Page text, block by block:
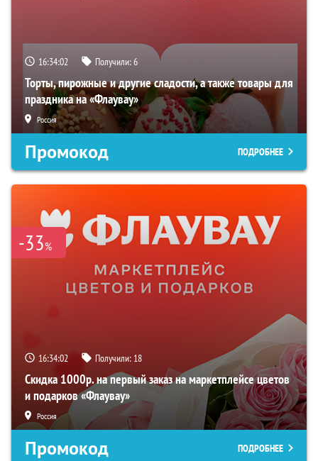
16:34:01 Получили:6
Торты, пирожные и другие сладости, а также товары для
праздника на «Флаувау»
Россия
Промокод ПОДРОБНЕЕ
-33%
16:34:01 Получили: 18
Скидка 1000р. на первый заказ на маркетплейсе цветов
и подарков «Флаувау»
Россия
Промокод ПОДРОБНЕЕ